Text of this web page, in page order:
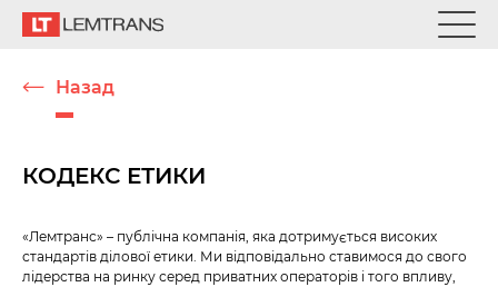
Назад
КОДЕКС ЕТИКИ
«Лемтранс» – публічна компанія, яка дотримується високих
стандартів ділової етики. Ми відповідально ставимося до свого
лідерства на ринку серед приватних операторів і того впливу,